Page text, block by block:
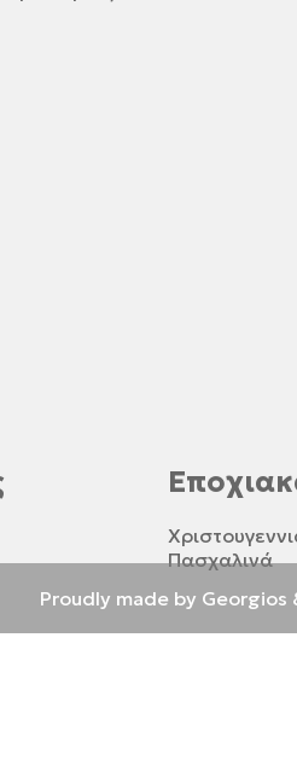
Πασχαλινά
Proudly made by Georgios